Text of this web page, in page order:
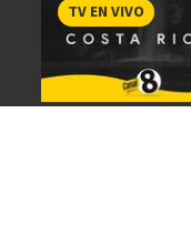
TV EN VIVO